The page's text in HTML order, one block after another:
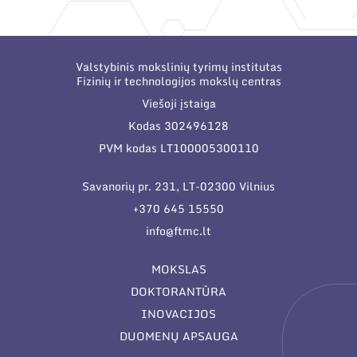
organizacijose bei asociacijose
Valstybinis mokslinių tyrimų institutas
Fizinių ir technologijos mokslų centras
Viešoji įstaiga
Kodas 302496128
PVM kodas LT100005300110
Savanorių pr. 231, LT-02300 Vilnius
+370 645 15550
info@ftmc.lt
MOKSLAS
DOKTORANTŪRA
INOVACIJOS
DUOMENŲ APSAUGA